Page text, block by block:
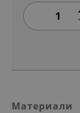
1
Материали